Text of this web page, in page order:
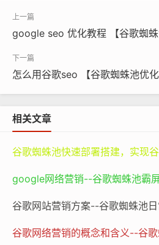
着搜索引擎技术的不
歌的算法也在不断更
质量和用户体验的考
面确实有可能增加网
机会。例如，一个电
品进行详细描述，那
产品时，就有可能找
面。但是，这并不意
google seo 优化教程 【谷歌蜘蛛
怎么用谷歌seo 【谷歌蜘蛛池优化
相关文章
google网络营销--谷歌蜘蛛池霸
谷歌网站营销方案--谷歌蜘蛛池日
谷歌网络营销的概念和含义--谷